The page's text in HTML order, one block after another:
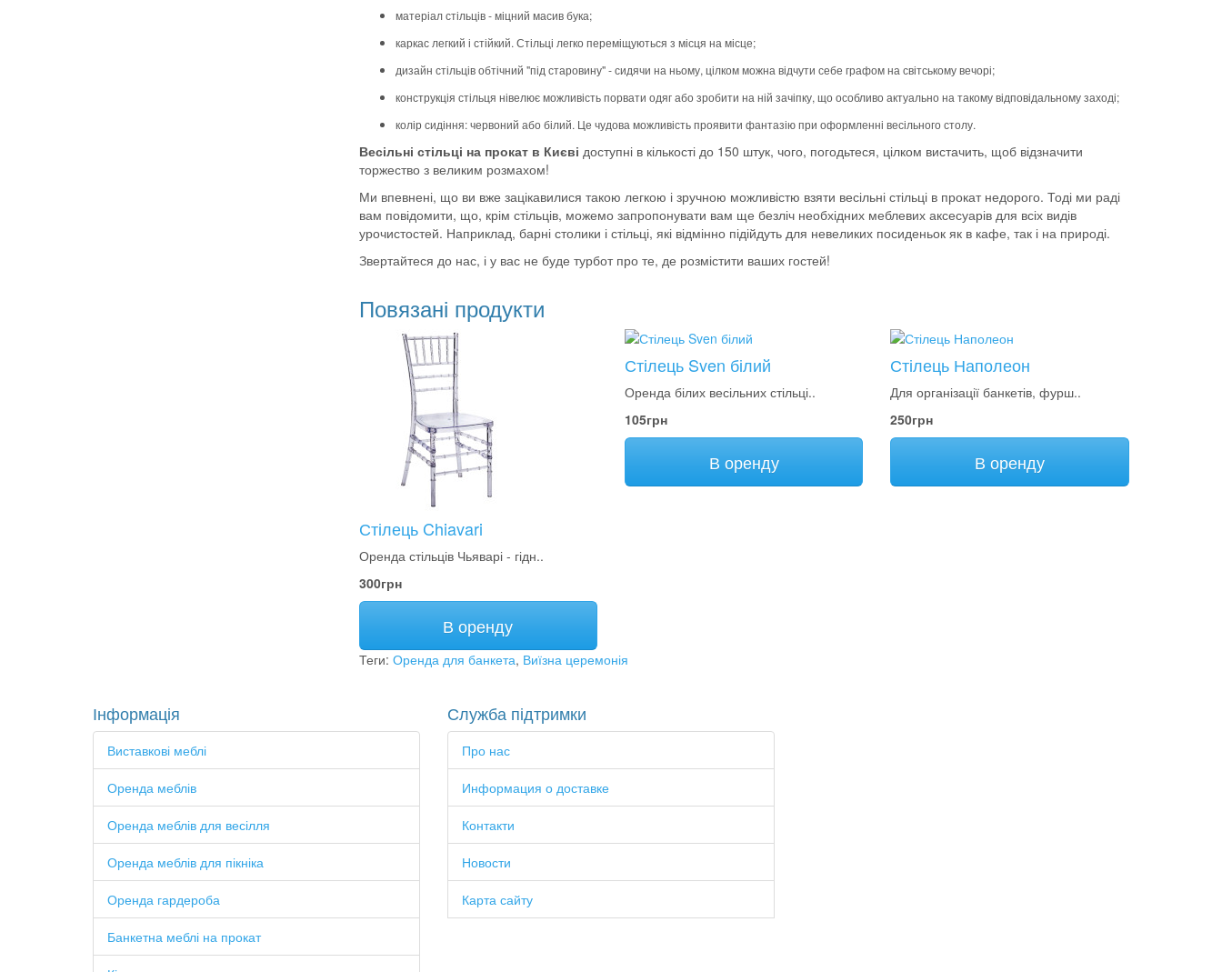
матеріал стільців - міцний масив бука;
каркас легкий і стійкий. Стільці легко переміщуються з місця на місце;
дизайн стільців обтічний "під старовину" - сидячи на ньому, цілком можна відчути себе графом на світському вечорі;
конструкція стільця нівелює можливість порвати одяг або зробити на ній зачіпку, що особливо актуально на такому відповідальному заході;
колір сидіння: червоний або білий. Це чудова можливість проявити фантазію при оформленні весільного столу.
Весільні стільці на прокат в Києві доступні в кількості до 150 штук, чого, погодьтеся, цілком вистачить, щоб відзначити
торжество з великим розмахом!
Ми впевнені, що ви вже зацікавилися такою легкою і зручною можливістю взяти весільні стільці в прокат недорого. Тоді ми раді
вам повідомити, що, крім стільців, можемо запропонувати вам ще безліч необхідних меблевих аксесуарів для всіх видів
урочистостей. Наприклад, барні столики і стільці, які відмінно підійдуть для невеликих посиденьок як в кафе, так і на природі.
Звертайтеся до нас, і у вас не буде турбот про те, де розмістити ваших гостей!
Повязані продукти
Стілець Chiavari
Оренда стільців Чьяварі - гідн..
300грн
В оренду
Стілець Sven білий
Оренда білих весільних стільці..
105грн
В оренду
Стілець Наполеон
Для організації банкетів, фурш..
250грн
В оренду
Теги: Оренда для банкета, Виїзна церемонія
Інформація
Виставкові меблі
Оренда меблів
Оренда меблів для весілля
Оренда меблів для пікніка
Оренда гардероба
Банкетна меблі на прокат
Служба підтримки
Про нас
Информация о доставке
Контакти
Новости
Карта сайту